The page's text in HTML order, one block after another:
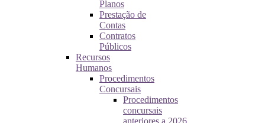
Planos
Prestação de
Contas
Contratos
Públicos
Recursos
Humanos
Procedimentos
Concursais
Procedimentos
concursais
anteriores a 2026